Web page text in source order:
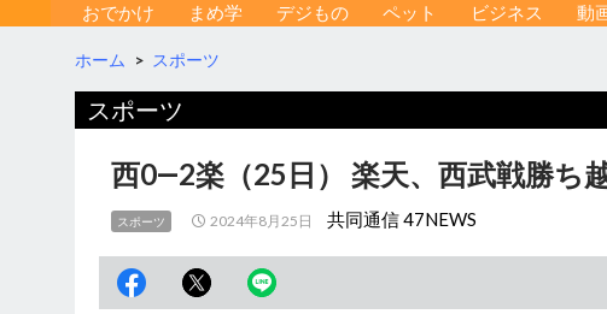
おでかけ
まめ学 デジもの ペット ビジネス 動
ホーム > スポーツ
スポーツ
西0―2楽（25日） 楽天、西武戦勝ち
スポーツ 2024年8月25日 共同通信 47NEWS